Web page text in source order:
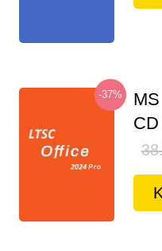
-37%